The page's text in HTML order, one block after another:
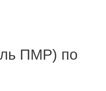
ПМР) по